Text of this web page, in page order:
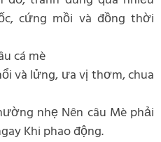
cứng mồi và đồng thời
cá mè
và lửng, ưa vị thơm, chua
nhẹ Nên câu Mè phải
Khi phao động.